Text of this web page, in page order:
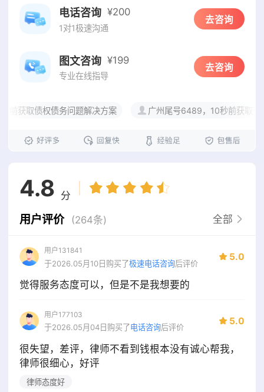
电话咨询 ¥200
1对1极速沟通
去咨询
图文咨询 ¥199
专业在线指导
去咨询
取债权债务问题解决方案 广州尾号6489，10秒前获取交通
4.8 分
用户评价 (264条) 全部
用户131841
于2026.05月10日购买了极速电话咨询后评价
5.0
觉得服务态度可以，但是不是我想要的
用户177103
于2026.05月04日购买了电话咨询后评价
5.0
很失望，差评，律师不看到钱根本没有诚心帮我，
律师很细心，好评
律师态度好